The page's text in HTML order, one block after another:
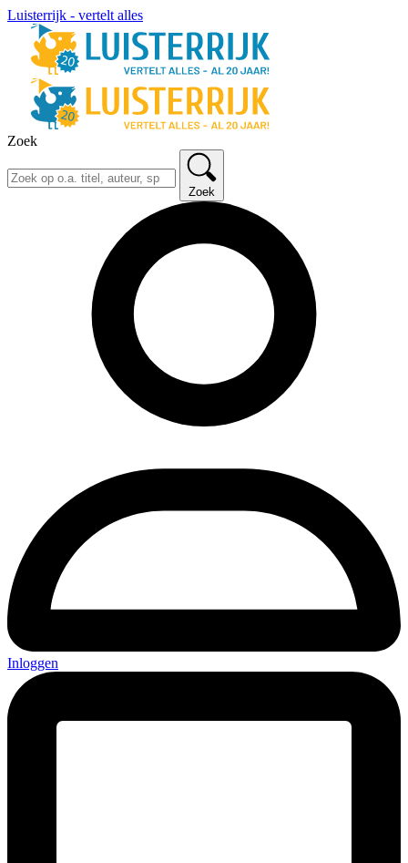
Luisterrijk - vertelt alles
Zoek
Zoek
Inloggen